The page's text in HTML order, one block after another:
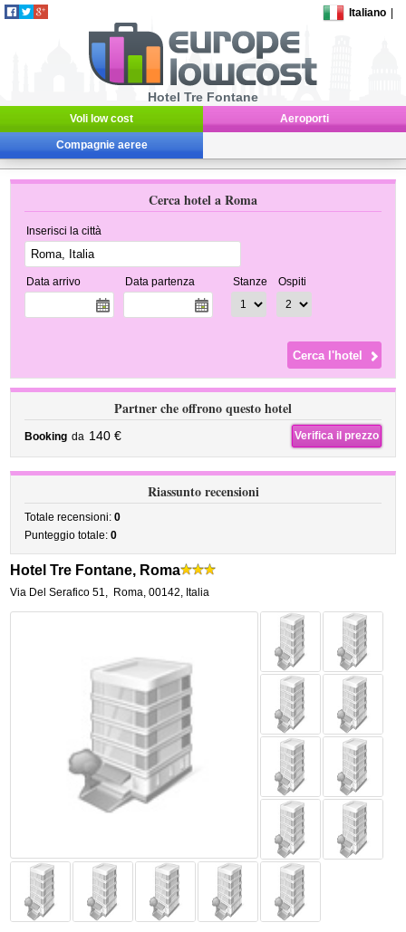
Italiano
Hotel Tre Fontane
Voli low cost Aeroporti
Compagnie aeree
Cerca hotel a Roma
Inserisci la città
Data arrivo Data partenza Stanze Ospiti
Partner che offrono questo hotel
Booking da 140 € Verifica il prezzo
Riassunto recensioni
Totale recensioni:0
Punteggio totale:0
Hotel Tre Fontane, Roma
Via Del Serafico 51, Roma,00142, Italia